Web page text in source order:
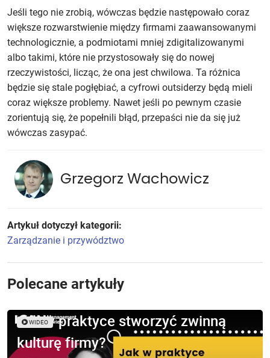
Jeśli tego nie zrobią, wówczas będzie następowało coraz
większe rozwarstwienie między firmami zaawansowanymi
technologicznie, a podmiotami mniej zdigitalizowanymi
albo takimi, które nie przystosowały się do nowej
rzeczywistości, licząc, że ona jest chwilowa. Ta różnica
będzie się stale pogłębiać, a cyfrowi outsiderzy będą mieli
coraz większe problemy. Nawet jeśli po pewnym czasie
zorientują się, że popełnili błąd, przepaści nie da się już
wówczas zasypać.
Grzegorz Wachowicz
Artykuł dotyczył kategorii:
Zarządzanie i przywództwo
Polecane artykuły
Jak w praktyce stworzyć zwinną
kulturę firmy?
WIDEO